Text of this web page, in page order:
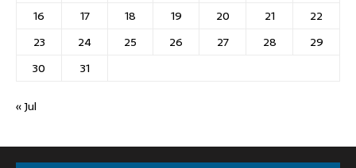
16
17 18 19 20 21
22
23
24 25 26 27 28
29
30
31
« Jul